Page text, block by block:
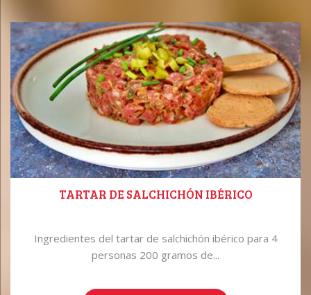
TARTAR DE SALCHICHÓN IBÉRICO
Ingredientes del tartar de salchichón ibérico para 4
personas 200 gramos de...